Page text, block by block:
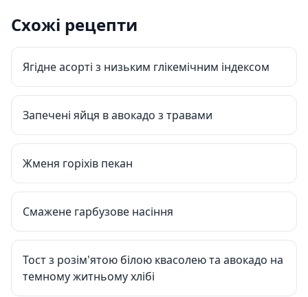
Схожі рецепти
Ягідне асорті з низьким глікемічним індексом
Запечені яйця в авокадо з травами
Жменя горіхів пекан
Смажене гарбузове насіння
Тост з розім'ятою білою квасолею та авокадо на
темному житньому хлібі